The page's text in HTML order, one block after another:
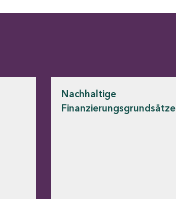
Nachhaltige
Finanzierungsgrundsätze